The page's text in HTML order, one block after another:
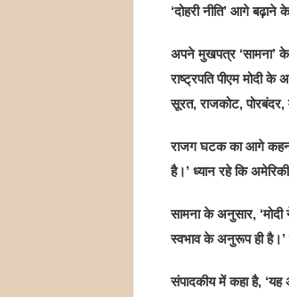
‘दोहरी नीति’ आगे
अपने मुखपत्र ‘सामना’ के
राष्ट्रपति पीएम मोदी
सूरत, राजकोट, पोरबंदर,
राजग घटक का आगे कहना
है।’ ध्यान रहे कि
सामना के अनुसार,
स्वभाव के अनुरूप ही है।’
संपादकीय में कहा है,